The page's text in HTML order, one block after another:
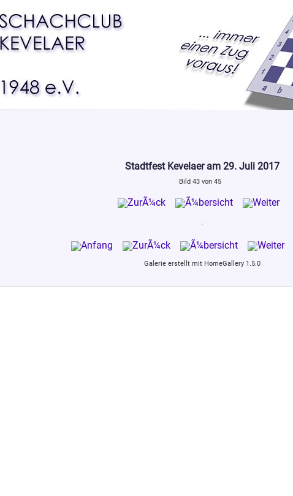
Stadtfest Kevelaer am 29. Juli 2017
Bild 43 von 45
Galerie erstellt mit HomeGallery 1.5.0